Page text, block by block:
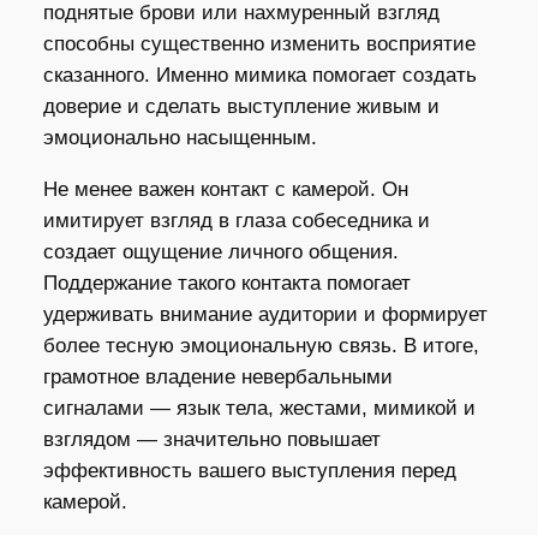
поднятые брови или нахмуренный взгляд
способны существенно изменить восприятие
сказанного. Именно мимика помогает создать
доверие и сделать выступление живым и
эмоционально насыщенным.
Не менее важен контакт с камерой. Он
имитирует взгляд в глаза собеседника и
создает ощущение личного общения.
Поддержание такого контакта помогает
удерживать внимание аудитории и формирует
более тесную эмоциональную связь. В итоге,
грамотное владение невербальными
сигналами — язык тела, жестами, мимикой и
взглядом — значительно повышает
эффективность вашего выступления перед
камерой.